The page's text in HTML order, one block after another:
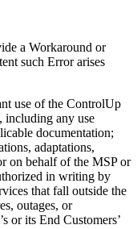
a Workaround or
such Error arises
use of the ControlUp
including any use
documentation;
adaptations,
on behalf of the MSP or
in writing by
that fall outside the
outages, or
or its End Customers’